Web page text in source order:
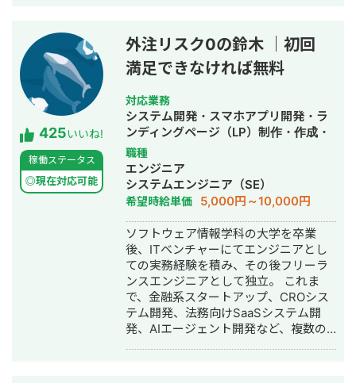
領域はAI開発・Web開発・スマホアプ
リ・社内システムなどITシステム全般
の開発。 インタビュー記事はこちら
425いいね!
稼働ステータス
◎現在対応可能
外注リスク0の鈴木 ｜初回
満足できなければ無料
対応業務
システム開発・スマホアプリ開発・ラ
ンディングページ（LP）制作・作成・
ECサイト構築・ネットショップ作成代
行・SEO対策・新規事業立上・SNS運
用代行・記事作成代行・ライティン
グ・翻訳・ホームページ制作・作成・
バナー制作・デザイン・ロゴデザイ
ン・作成・イラスト制作・動画制作・
動画編集・AI活用
職種
エンジニア
システムエンジニア（SE）
希望時給単価 5,000円～10,000円
ソフトウェア情報学科の大学を卒業
後、ITベンチャーにてエンジニアとし
ての実務経験を積み、その後フリーラ
ンスエンジニアとして独立。 これま
で、金融系スタートアップ、CROシス
テム開発、法務向けSaaSシステム開
発、AIエージェント開発など、複数の